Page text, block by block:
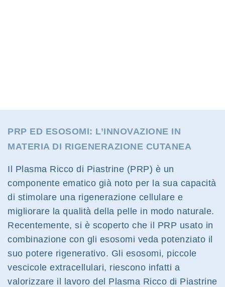
PRP ED ESOSOMI: L’INNOVAZIONE IN
MATERIA DI RIGENERAZIONE CUTANEA
Il Plasma Ricco di Piastrine (PRP) è un
componente ematico già noto per la sua capacità
di stimolare una rigenerazione cellulare e
migliorare la qualità della pelle in modo naturale.
Recentemente, si è scoperto che il PRP usato in
combinazione con gli esosomi veda potenziato il
suo potere rigenerativo. Gli esosomi, piccole
vescicole extracellulari, riescono infatti a
valorizzare il lavoro del Plasma Ricco di Piastrine